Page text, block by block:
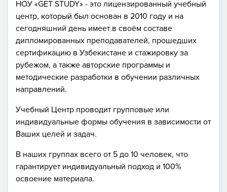
НОУ «GET STUDY» - это лицензированный учебный
центр, который был основан в 2010 году и на
сегодняшний день имеет в своём составе
дипломированных преподавателей, прошедших
сертификацию в Узбекистане и стажировку за
рубежом, а также авторские программы и
методические разработки в обучении различных
направлений.
Учебный Центр проводит групповые или
индивидуальные формы обучения в зависимости от
Ваших целей и задач.
В наших группах всего от 5 до 10 человек, что
гарантирует индивидуальный подход и 100%
освоение материала.